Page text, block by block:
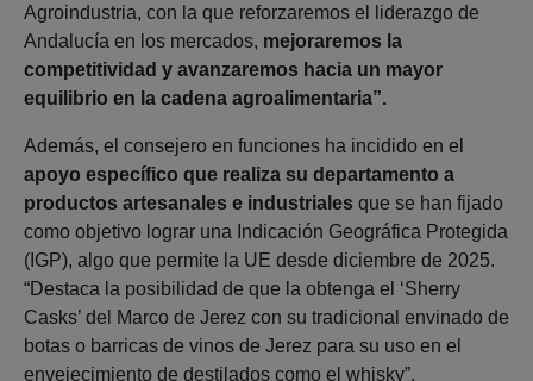
Agroindustria, con la que reforzaremos el liderazgo de
Andalucía en los mercados, mejoraremos la
competitividad y avanzaremos hacia un mayor
equilibrio en la cadena agroalimentaria”.
Además, el consejero en funciones ha incidido en el
apoyo específico que realiza su departamento a
productos artesanales e industriales que se han fijado
como objetivo lograr una Indicación Geográfica Protegida
(IGP), algo que permite la UE desde diciembre de 2025.
“Destaca la posibilidad de que la obtenga el ‘Sherry
Casks’ del Marco de Jerez con su tradicional envinado de
botas o barricas de vinos de Jerez para su uso en el
envejecimiento de destilados como el whisky”.